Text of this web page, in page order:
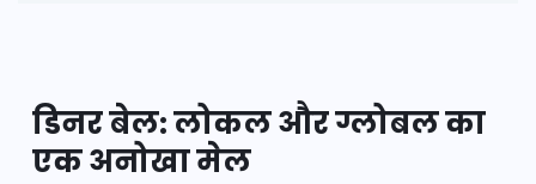
डिनर बेल: लोकल और ग्लोबल का
एक अनोखा मेल